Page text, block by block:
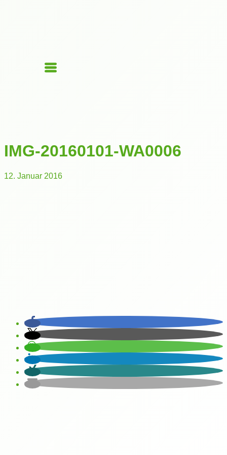
IMG-20160101-WA0006
12. Januar 2016